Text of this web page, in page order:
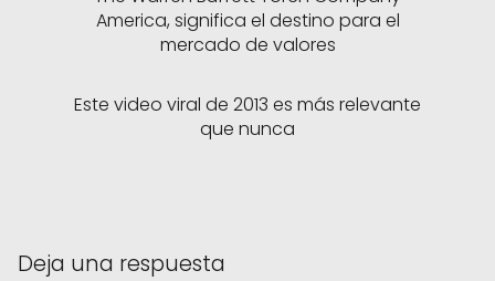
America, significa el destino para el
mercado de valores
Este video viral de 2013 es más relevante
que nunca
Deja una respuesta